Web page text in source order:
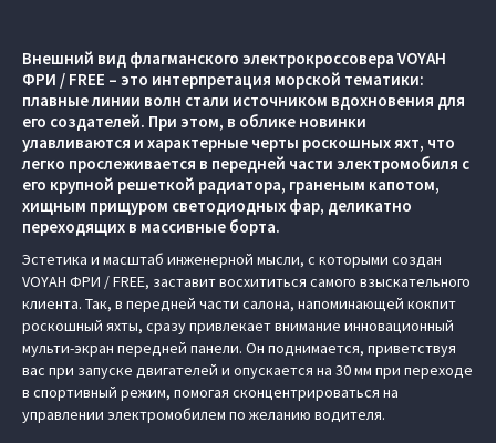
Внешний вид флагманского электрокроссовера VOYAH
ФРИ / FREE – это интерпретация морской тематики:
плавные линии волн стали источником вдохновения для
его создателей. При этом, в облике новинки
улавливаются и характерные черты роскошных яхт, что
легко прослеживается в передней части электромобиля с
его крупной решеткой радиатора, граненым капотом,
хищным прищуром светодиодных фар, деликатно
переходящих в массивные борта.
Эстетика и масштаб инженерной мысли, с которыми создан
VOYAH ФРИ / FREE, заставит восхититься самого взыскательного
клиента. Так, в передней части салона, напоминающей кокпит
роскошный яхты, сразу привлекает внимание инновационный
мульти-экран передней панели. Он поднимается, приветствуя
вас при запуске двигателей и опускается на 30 мм при переходе
в спортивный режим, помогая сконцентрироваться на
управлении электромобилем по желанию водителя.